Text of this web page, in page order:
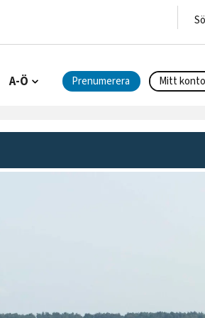
A-Ö Prenumerera Mitt konto